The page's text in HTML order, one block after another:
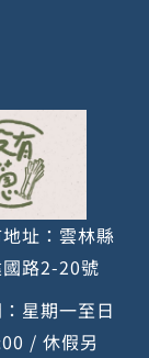
址：雲林縣
路2-20號
星期一至日
/ 休假另